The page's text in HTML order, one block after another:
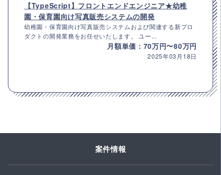
【TypeScript】フロントエンドエンジニア★幼稚
園・保育園向け写真販売システムの開発
幼稚園・保育園向け写真販売システムおよび関連する新プロ
ダクトの開発業務をお任せいたします。 ユー...
月額単価：70万円〜80万円
2025年03月18日
案件情報